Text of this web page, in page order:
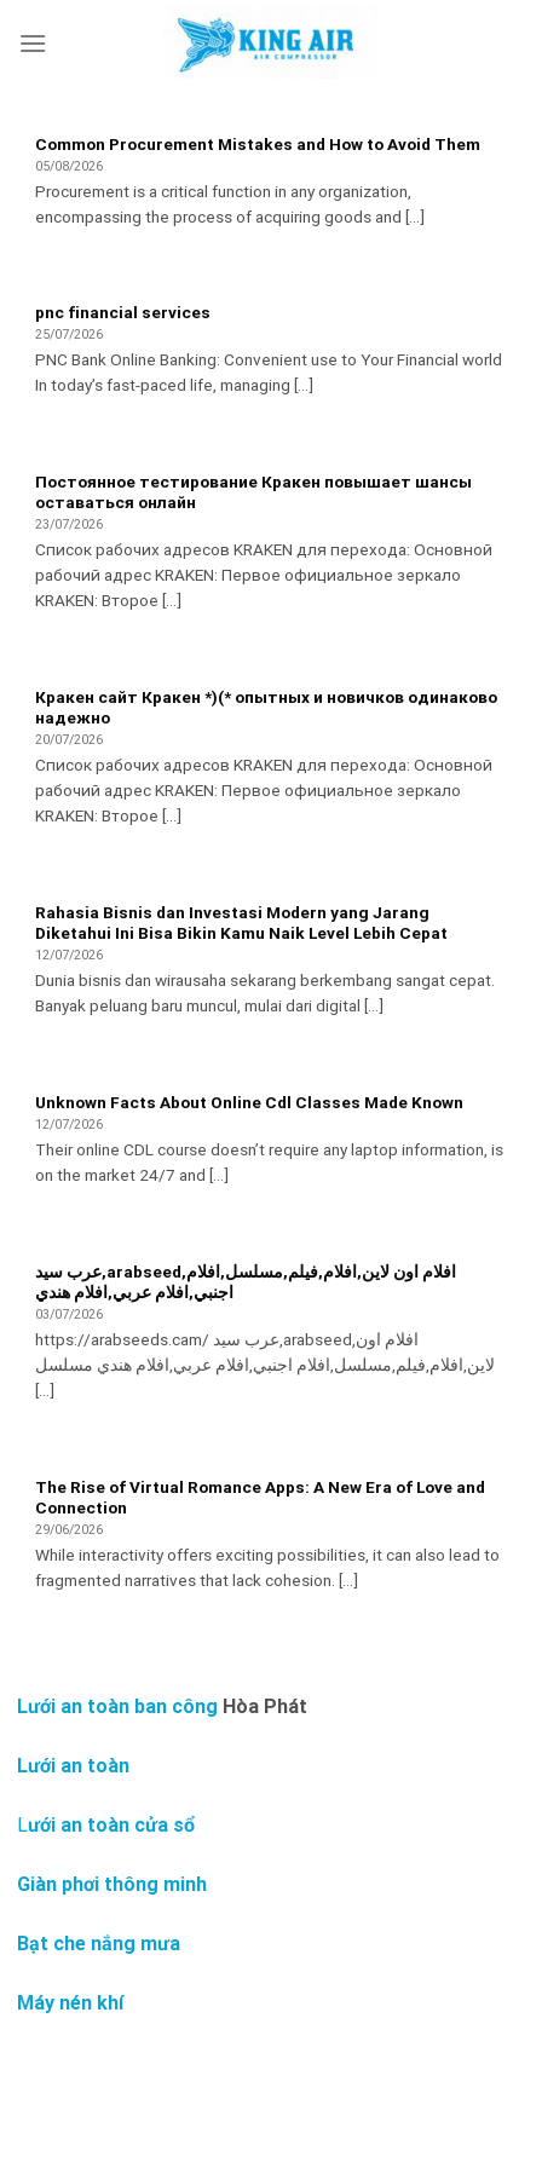
Common Procurement Mistakes and How to Avoid Them
05/08/2026
Procurement is a critical function in any organization,
encompassing the process of acquiring goods and [...]
pnc financial services
25/07/2026
PNC Bank Online Banking: Convenient use to Your Financial world
In today’s fast-paced life, managing [...]
Постоянное тестирование Кракен повышает шансы
оставаться онлайн
23/07/2026
Список рабочих адресов KRAKEN для перехода: Основной
рабочий адрес KRAKEN: Первое официальное зеркало
KRAKEN: Второе [...]
Кракен сайт Кракен *)(* опытных и новичков одинаково
надежно
20/07/2026
Список рабочих адресов KRAKEN для перехода: Основной
рабочий адрес KRAKEN: Первое официальное зеркало
KRAKEN: Второе [...]
Rahasia Bisnis dan Investasi Modern yang Jarang
Diketahui Ini Bisa Bikin Kamu Naik Level Lebih Cepat
12/07/2026
Dunia bisnis dan wirausaha sekarang berkembang sangat cepat.
Banyak peluang baru muncul, mulai dari digital [...]
Unknown Facts About Online Cdl Classes Made Known
12/07/2026
Their online CDL course doesn’t require any laptop information, is
on the market 24/7 and [...]
عرب سيد,arabseed,افلام اون لاين,افلام,فيلم,مسلسل,افلام
اجنبي,افلام عربي,افلام هندي
03/07/2026
https://arabseeds.cam/ عرب سيد,arabseed,افلام اون
لاين,افلام,فيلم,مسلسل,افلام اجنبي,افلام عربي,افلام هندي مسلسل
[...]
The Rise of Virtual Romance Apps: A New Era of Love and
Connection
29/06/2026
While interactivity offers exciting possibilities, it can also lead to
fragmented narratives that lack cohesion. [...]
Lưới an toàn ban công Hòa Phát
Lưới an toàn
Lưới an toàn cửa sổ
Giàn phơi thông minh
Bạt che nắng mưa
Máy nén khí